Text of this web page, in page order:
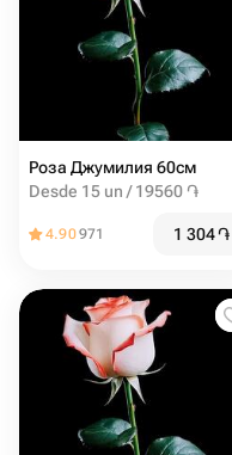
Роза Джумилия 60см
Desde 15 un / 19560 ֏
4.90971 1 304֏